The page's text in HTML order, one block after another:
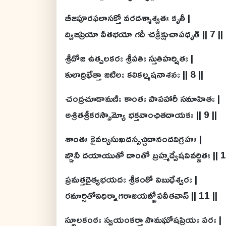
బీజపూరఫలాసక్తో వరదశ్శాశ్వతః కృతీ |
ద్విజప్రియో వీతభయో గదీ చక్రీక్షుచాపధృత్ || 7 ||
శ్రీదోజ ఉత్పలకరః శ్రీపతిః స్తుతిహర్షితః |
కులాద్రిభేత్తా జటిలః కలికల్మషనాశనః || 8 ||
చంద్రచూడామణిః కాంతః పాపహారీ సమాహితః |
అశ్రితశ్రీకరస్సౌమ్యో భక్తవాంఛితదాయకః || 9 ||
శాంతః కైవల్యసుఖదస్సచ్చిదానందవిగ్రహః |
ఙ్ఞానీ దయాయుతో దాంతో బ్రహ్మద్వేషవివర్జితః ||
ప్రమత్తదైత్యభయదః శ్రీకంఠో విబుధేశ్వరః |
రమార్చితోవిధిర్నాగరాజయఙ్ఞోపవీతవాన్ || 11 ||
స్థూలకంఠః స్వయంకర్తా సామఘోషప్రియః పరః |